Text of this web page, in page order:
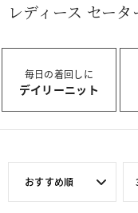
レディース セー
毎日の着回しに
デイリーニット
おすすめ順